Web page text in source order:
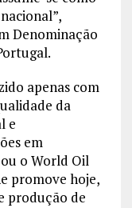
Denominação
apenas com
da
e
em
o World Oil
promove hoje,
produção de